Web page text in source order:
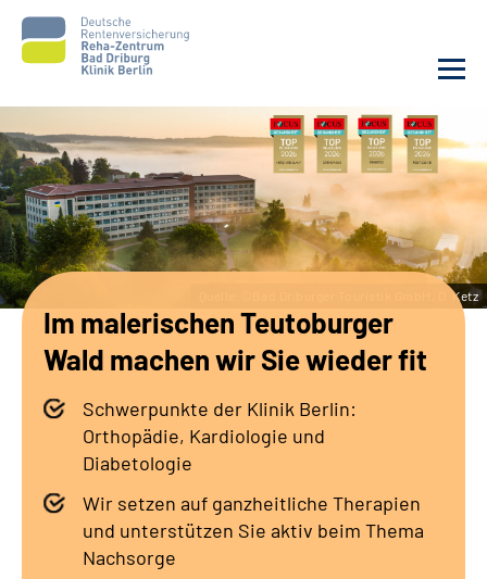
Unsere Klinik
Unsere Angebote
Sozialdienste & Zuweisende
Karriere
Leichte Sprache
Gebärdensprache
Im malerischen Teutoburger
Wald machen wir Sie wieder fit
Schwerpunkte der Klinik Berlin:
Orthopädie, Kardiologie und
Diabetologie
Wir setzen auf ganzheitliche Therapien
und unterstützen Sie aktiv beim Thema
Nachsorge
Quelle:©Bad Driburger Touristik GmbH, D. Ketz